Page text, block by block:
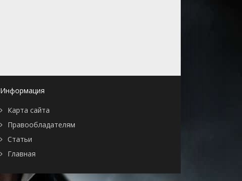
Информация
Карта сайта
Правообладателям
Статьи
Главная